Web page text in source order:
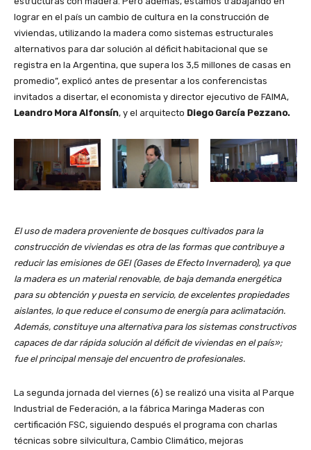
lograr en el país un cambio de cultura en la construcción de
viviendas, utilizando la madera como sistemas estructurales
alternativos para dar solución al déficit habitacional que se
registra en la Argentina, que supera los 3,5 millones de casas en
promedio”, explicó antes de presentar a los conferencistas
invitados a disertar, el economista y director ejecutivo de FAIMA,
Leandro Mora Alfonsín, y el arquitecto Diego García Pezzano.
El uso de madera proveniente de bosques cultivados para la
construcción de viviendas es otra de las formas que contribuye a
reducir las emisiones de GEI (Gases de Efecto Invernadero), ya que
la madera es un material renovable, de baja demanda energética
para su obtención y puesta en servicio, de excelentes propiedades
aislantes, lo que reduce el consumo de energía para aclimatación.
Además, constituye una alternativa para los sistemas constructivos
capaces de dar rápida solución al déficit de viviendas en el país»;
fue el principal mensaje del encuentro de profesionales.
La segunda jornada del viernes (6) se realizó una visita al Parque
Industrial de Federación, a la fábrica Maringa Maderas con
certificación FSC, siguiendo después el programa con charlas
técnicas sobre silvicultura, Cambio Climático, mejoras